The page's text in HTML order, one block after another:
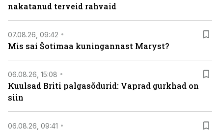
nakatanud terveid rahvaid
07.08.26, 09:42
Mis sai Šotimaa kuningannast Maryst?
06.08.26, 15:08
Kuulsad Briti palgasõdurid: Vaprad gurkhad on
siin
06.08.26, 09:41